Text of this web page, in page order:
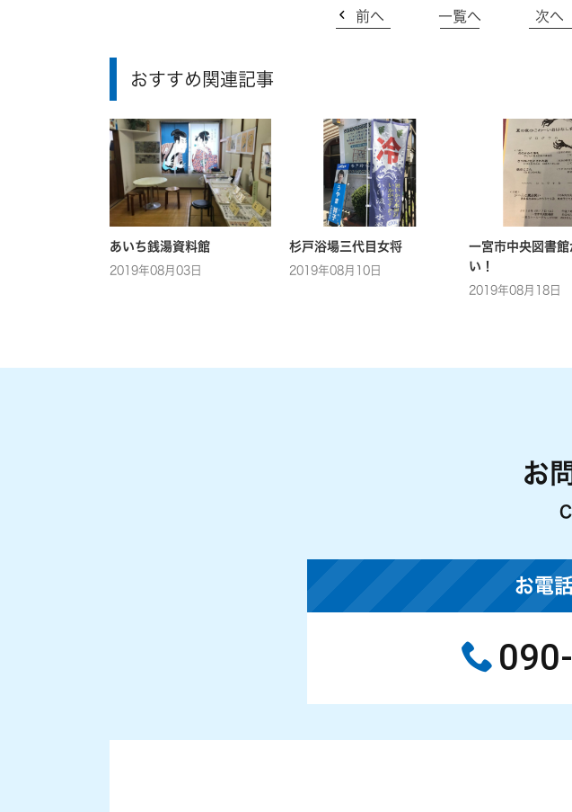
前へ 一覧へ 次へ
おすすめ関連記事
あいち銭湯資料館
2019年08月03日
杉戸浴場三代目女将
2019年08月10日
一宮市中央図書館
い！
2019年08月18日
お
お電